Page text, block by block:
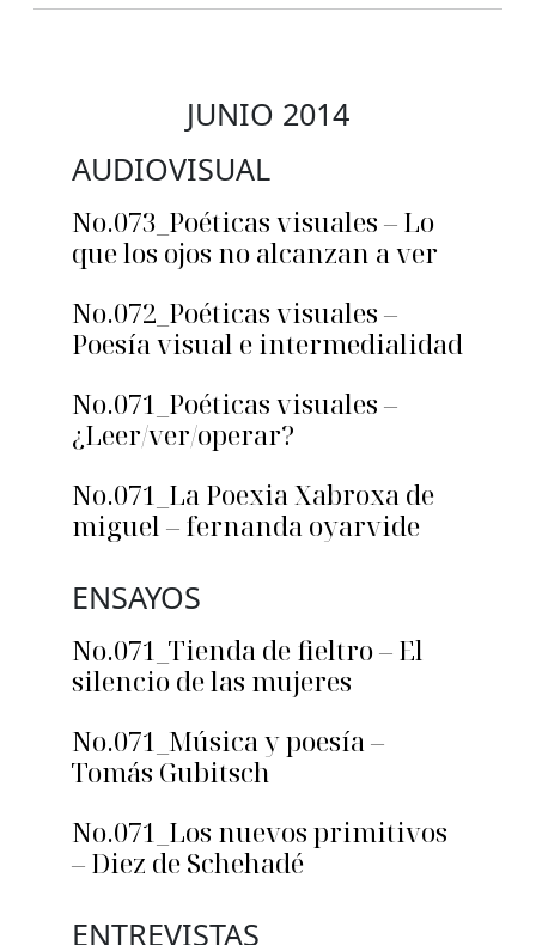
JUNIO 2014
AUDIOVISUAL
No.073_Poéticas visuales – Lo
que los ojos no alcanzan a ver
No.072_Poéticas visuales –
Poesía visual e intermedialidad
No.071_Poéticas visuales –
¿Leer/ver/operar?
No.071_La Poexia Xabroxa de
miguel – fernanda oyarvide
ENSAYOS
No.071_Tienda de fieltro – El
silencio de las mujeres
No.071_Música y poesía –
Tomás Gubitsch
No.071_Los nuevos primitivos
– Diez de Schehadé
ENTREVISTAS